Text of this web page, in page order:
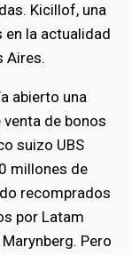
Kicillof, una
la actualidad
Aires.
abierto una
de bonos
suizo UBS
millones de
recomprados
por Latam
Pero